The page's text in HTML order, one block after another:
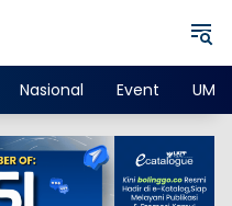
Nasional Event